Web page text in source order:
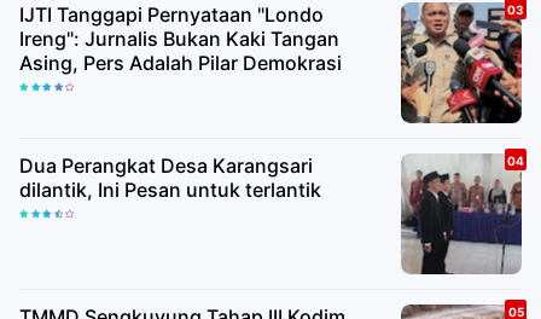
IJTI Tanggapi Pernyataan "Londo
Ireng": Jurnalis Bukan Kaki Tangan
Asing, Pers Adalah Pilar Demokrasi
Dua Perangkat Desa Karangsari
dilantik, Ini Pesan untuk terlantik